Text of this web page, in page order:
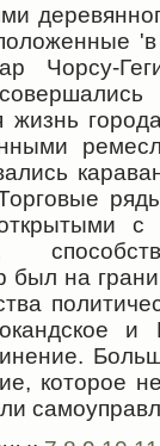
Чорсу-
жизнь
с
был на
и
которое